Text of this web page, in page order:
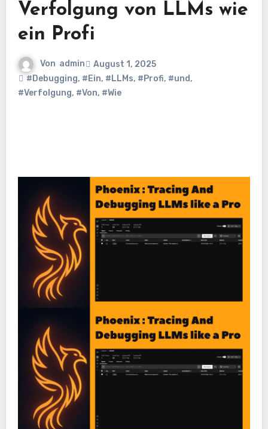
Verfolgung von LLMs wie
ein Profi
Von admin
August 1, 2025
#Debugging, #Ein, #LLMs, #Profi, #und,
#Verfolgung, #Von, #Wie